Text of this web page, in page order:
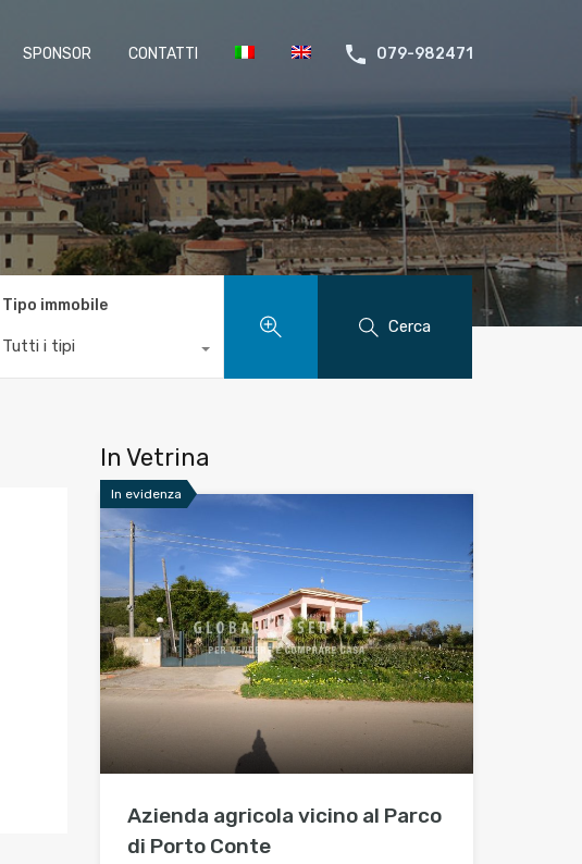
SPONSOR CONTATTI 079-982471
Tipo immobile
Tutti i tipi
Cerca
In Vetrina
In evidenza
Azienda agricola vicino al Parco
di Porto Conte